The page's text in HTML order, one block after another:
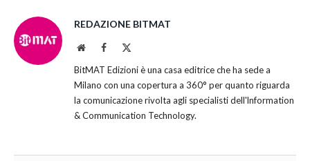
REDAZIONE BITMAT
WebsiteFacebook
BitMAT Edizioni è una casa editrice che ha sede a
Milano con una copertura a 360° per quanto riguarda
la comunicazione rivolta agli specialisti dell'lnformation
& Communication Technology.